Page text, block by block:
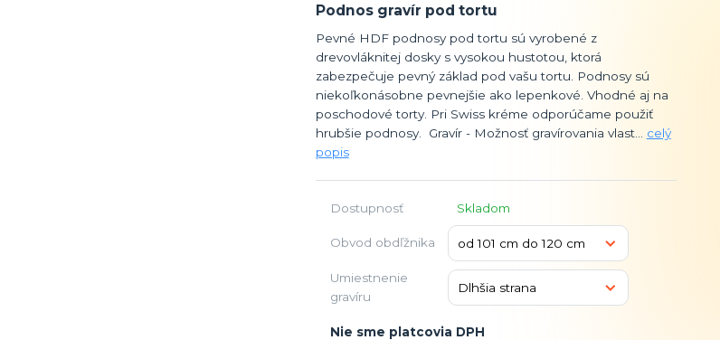
Podnos gravír pod tortu
Pevné HDF podnosy pod tortu sú vyrobené z
drevovláknitej dosky s vysokou hustotou, ktorá
zabezpečuje pevný základ pod vašu tortu. Podnosy sú
niekoľkonásobne pevnejšie ako lepenkové. Vhodné aj na
poschodové torty. Pri Swiss kréme odporúčame použiť
hrubšie podnosy. Gravír - Možnosť gravírovania vlast... celý
popis
Dostupnosť Skladom
Obvod obdľžnika
Umiestnenie
gravíru
Nie sme platcovia DPH